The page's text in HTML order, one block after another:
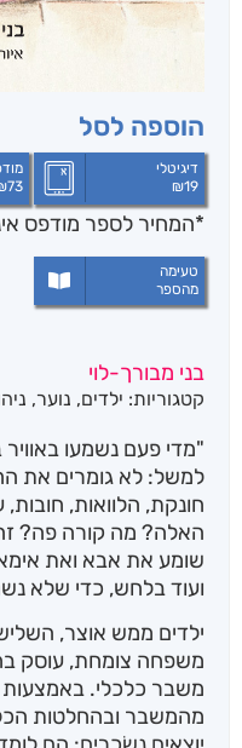
הוספה לסל
דיגיטלי
₪19
73
*המחיר לספר מודפס
טעימה
מהספר
בני מבורך-לוי
קטגוריות: ילדים, נוער,
"מדי פעם נשמעו
למשל: לא גומרים את
חונקת, הלוואות,
האלה? מה קורה פה?
שומע את אבא ואת
ועוד בלחש, כדי שלא
ילדים ממש אוצר,
משפחה צומחת, עוסק
משבר כלכלי.
מהמשבר ובהחלטות